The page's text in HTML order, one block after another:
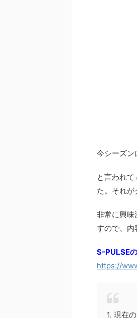
今シーズン
と言われ
た。それが
非常に興味
すので、内
S-PULSE
https://
1. 現在